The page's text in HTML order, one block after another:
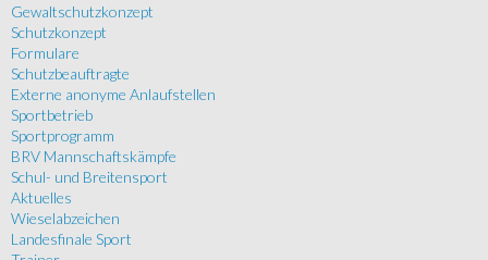
Gewaltschutzkonzept
Schutzkonzept
Formulare
Schutzbeauftragte
Externe anonyme Anlaufstellen
Sportbetrieb
Sportprogramm
BRV Mannschaftskämpfe
Schul- und Breitensport
Aktuelles
Wieselabzeichen
Landesfinale Sport